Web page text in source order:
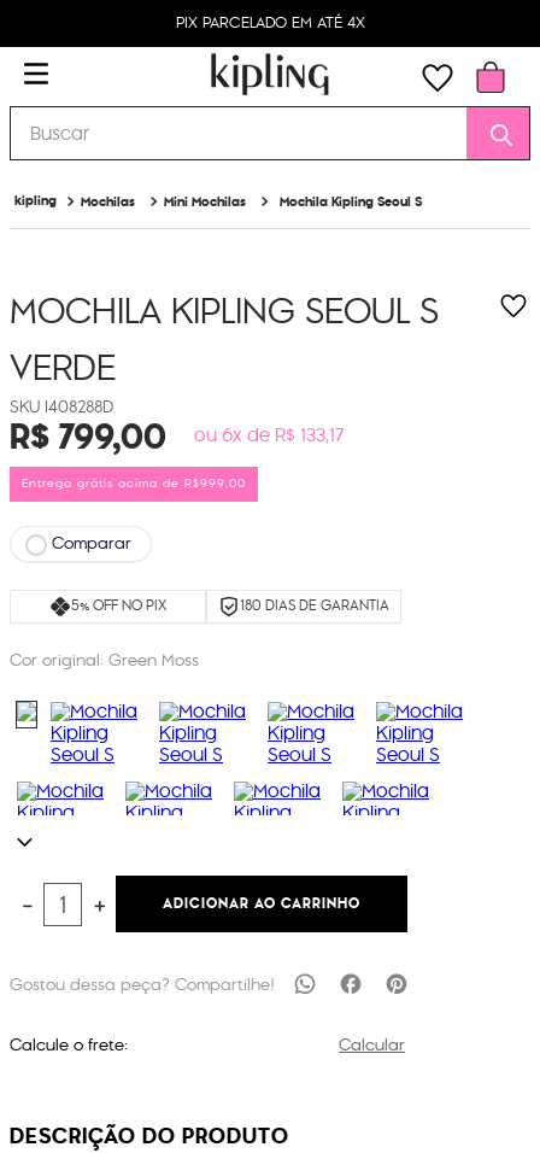
PIX PARCELADO EM ATÉ 4X
Buscar
Mochilas Mini Mochilas Mochila Kipling Seoul S
MOCHILA KIPLING SEOUL S
VERDE
I408288D
R$799,00 ou 6x de R$ 133,17
Entrega grátis acima de R$999,00
Comparar
5% OFF NO PIX 180 DIAS DE GARANTIA
Cor original: Green Moss
＋
－ ADICIONAR AO CARRINHO
Calcule o frete: Calcular
DESCRIÇÃO DO PRODUTO